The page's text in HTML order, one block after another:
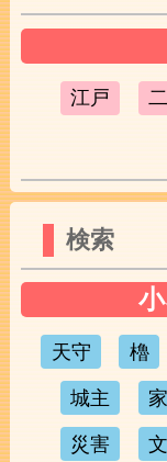
江戸
検索
天守 櫓
城主
災害